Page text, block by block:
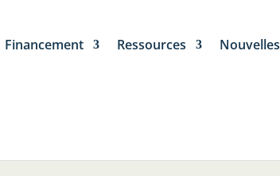
Financement Ressources Nouvelles